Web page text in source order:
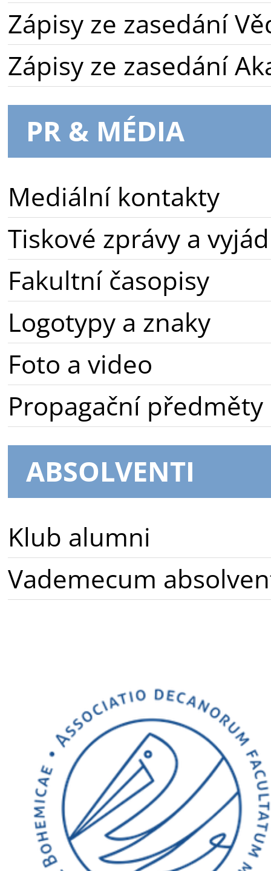
Zápisy ze zasedání
Zápisy ze zasedání
PR & MÉDIA
Mediální kontakty
Tiskové zprávy a
Fakultní časopisy
Logotypy a znaky
Foto a video
Propagační předměty
ABSOLVENTI
Klub alumni
Vademecum